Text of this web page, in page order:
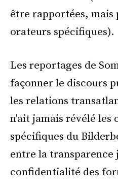
être rapportées, mais
orateurs spécifiques).
Les reportages de
façonner le discours
les relations
n'ait jamais révélé les
spécifiques du
entre la
confidentialité des